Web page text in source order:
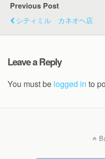
Previous Post
シティミル カネオヘ店
Leave a Reply
You must be logged in to